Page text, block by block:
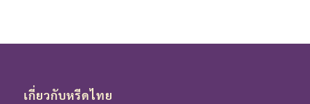
เกี่ยวกับหรีดไทย